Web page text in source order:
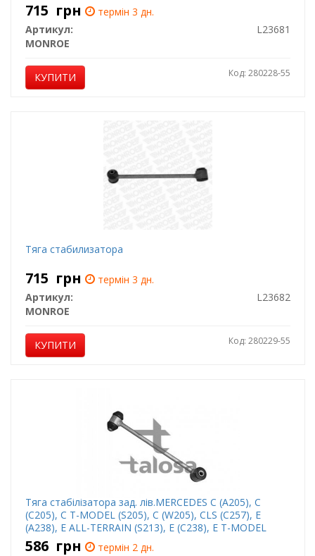
715 грн
термін 3 дн.
Артикул:
L23681
MONROE
КУПИТИ Код: 280228-55
Тяга стабилизатора
715 грн
термін 3 дн.
Артикул:
L23682
MONROE
КУПИТИ Код: 280229-55
Тяга стабілізатора зад. лів.MERCEDES C (A205), C
(C205), C T-MODEL (S205), C (W205), CLS (C257), E
(A238), E ALL-TERRAIN (S213), E (C238), E T-MODEL
(S213), E (W213) 1.5-Electric 12.13-
586 грн
термін 2 дн.